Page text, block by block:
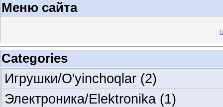
Меню сайта
Categories
Игрушки/O'yinchoqlar (2)
Электроника/Elektronika (1)